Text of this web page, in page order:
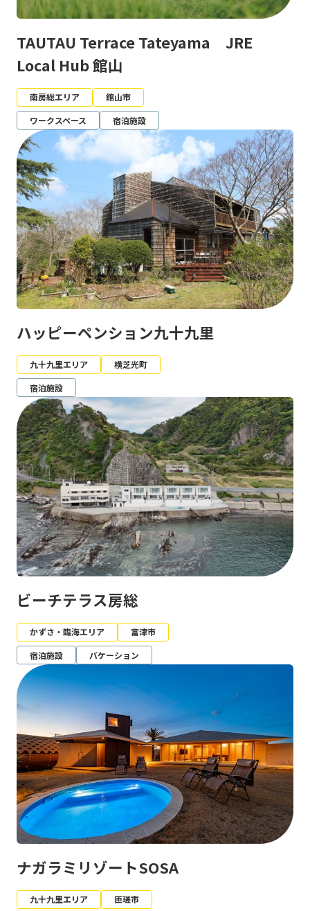
TAUTAU Terrace Tateyama JRE
Local Hub 館山
南房総エリア
館山市
ワークスペース
宿泊施設
ハッピーペンション九十九里
九十九里エリア
横芝光町
宿泊施設
ビーチテラス房総
かずさ・臨海エリア
富津市
宿泊施設
バケーション
ナガラミリゾートSOSA
九十九里エリア 匝瑳市